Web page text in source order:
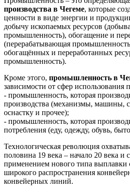
производства в Чегеме, которые
ценности в виде энергии и
добычу ископаемых ресурсов
промышленность), обогащение и
(перерабатывающая
обогащённых и переработанных
промышленность).
Кроме этого, промышленность в
зависимости от сфер использования
- промышленность, которая
производства (механизмы, машины,
оснастку и прочее);
- промышленность, которая
потребления (еду, одежду, обувь,
Технологическая революция
половина 19 века – начало 20 века и
применением нового типа выплавки
широкого распространения
конвейерных линий.